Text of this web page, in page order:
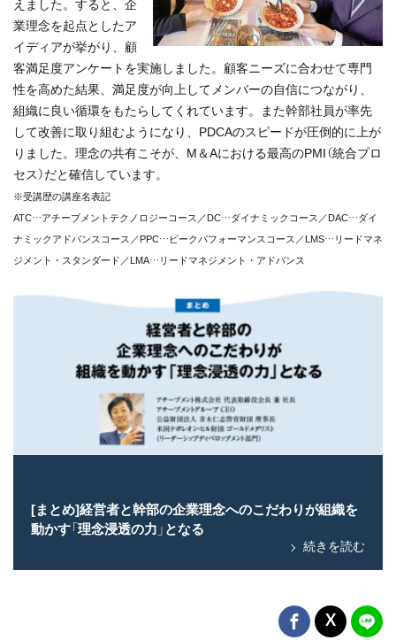
業理念を起点としたア
イディアが挙がり、顧
客満足度アンケートを実施しました。顧客ニーズに合わせて専門
性を高めた結果、満足度が向上してメンバーの自信につながり、
組織に良い循環をもたらしてくれています。また幹部社員が率先
して改善に取り組むようになり、PDCAのスピードが圧倒的に上が
りました。理念の共有こそが、M＆Aにおける最高のPMI（統合プロ
セス）だと確信しています。
※受講歴の講座名表記
ATC…アチーブメントテクノロジーコース／DC…ダイナミックコース／DAC…ダイ
ナミックアドバンスコース／PPC…ピークパフォーマンスコース／LMS…リードマネ
ジメント・スタンダード／LMA…リードマネジメント・アドバンス
[まとめ]経営者と幹部の企業理念へのこだわりが組織を
動かす「理念浸透の力」となる
続きを読む